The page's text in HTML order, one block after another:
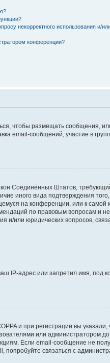
некорректного использования и/
конференции?
чтобы размещать сообщения,
email-сообщений, участие в
Соединённых Штатов,
иного вида подтверждения
на конференции, или к самой
по правовым вопросам и
и/или юридических вопросов,
IP-адрес или запретил имя, под
и при регистрации вы указали,
или администратором до
Если email-сообщение не
попробуйте связаться с